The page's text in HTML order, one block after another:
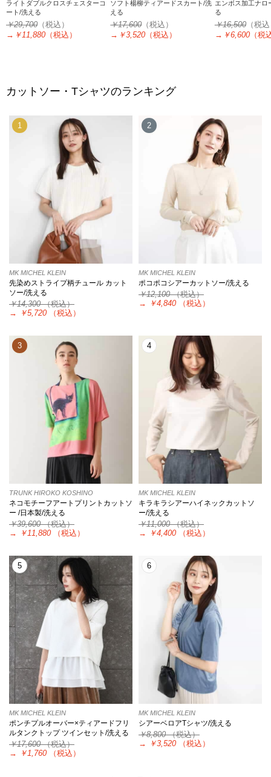
ライトダブルクロスチェスターコ
ート/洗える
￥29,700 （税込）
→ ￥11,880 （税込）
ソフト楊柳ティアードスカート/洗
える
￥17,600（税込）
→ ￥3,520 （税込）
エンボス加工ナロ
る
￥16,500（税
→ ￥6,600（税
カットソー・Tシャツのランキング
1
MK MICHEL KLEIN
先染めストライプ柄チュール カット
ソー/洗える
￥14,300（税込）
→
￥5,720 （税込）
2
MK MICHEL KLEIN
ポコポコシアーカットソー/洗える
￥12,100（税込）
→
￥4,840 （税込）
3
TRUNK HIROKO KOSHINO
ネコモチーフアートプリントカットソ
ー /日本製/洗える
￥39,600（税込）
→
￥11,880 （税込）
4
MK MICHEL KLEIN
キラキラシアーハイネックカットソ
ー/洗える
￥11,000（税込）
→
￥4,400 （税込）
5
MK MICHEL KLEIN
ポンチプルオーバー×ティアードフリ
ルタンクトップ ツインセット/洗える
￥17,600（税込）
→
￥1,760 （税込）
6
MK MICHEL KLEIN
シアーベロアTシャツ/洗える
￥8,800（税込）
→
￥3,520 （税込）